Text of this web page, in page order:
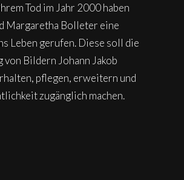
Tod im Jahr 2000 haben
Margaretha Bolleter eine
Leben gerufen. Diese soll die
von Bildern Johann Jakob
pflegen, erweitern und
zugänglich machen.